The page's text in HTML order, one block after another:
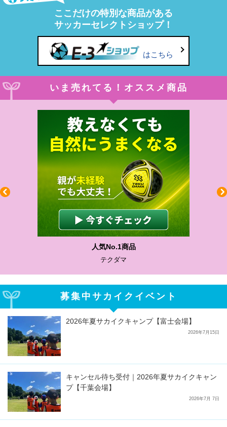
ここだけの特別な商品がある
サッカーセレクトショップ！
はこちら
いま売れてる！オススメ商品
人気No.1商品
テクダマ
募集中サカイクイベント
2026年夏サカイクキャンプ【富士会場】
2026年7月15日
キャンセル待ち受付｜2026年夏サカイクキャン
プ【千葉会場】
2026年7月 7日